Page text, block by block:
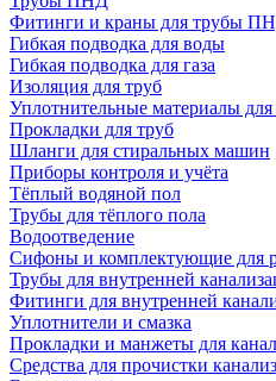
Фитинги и краны для трубы
Гибкая подводка для воды
Гибкая подводка для газа
Изоляция для труб
Уплотнительные материалы для
Прокладки для труб
Шланги для стиральных машин
Приборы контроля и учёта
Тёплый водяной пол
Трубы для тёплого пола
Водоотведение
Сифоны и комплектующие для
Трубы для внутренней
Фитинги для внутренней
Уплотнители и смазка
Прокладки и манжеты для
Средства для прочистки